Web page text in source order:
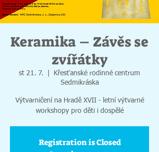
Keramika – Závěs se
zvířátky
st 21. 7.
Křesťanské rodinné centrum
Sedmikráska
Výtvarničení na Hradě XVII - letní výtvarné
workshopy pro děti i dospělé
Registration is Closed